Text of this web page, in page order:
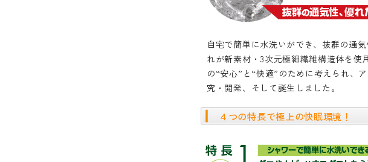
自宅で簡単に水洗いができ、抜群の通
れが新素材・3次元極細繊維構造体を使
の“安心”と“快適”のために考えられ、
究・開発、そして誕生しました。
４つの特長で極上の快眠環境！